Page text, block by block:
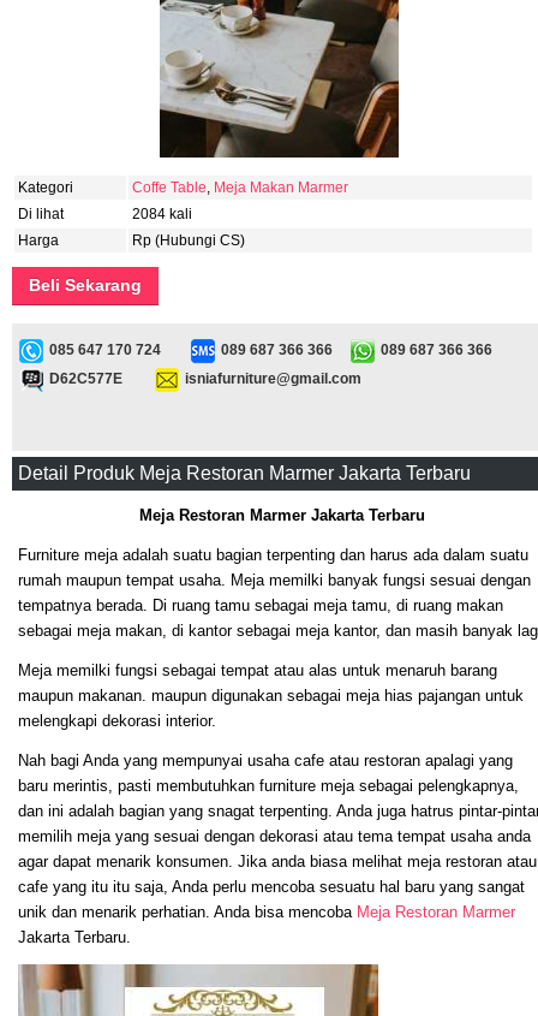
Kategori Coffe Table, Meja Makan Marmer
Di lihat
2084 kali
Harga
Rp (Hubungi CS)
Beli Sekarang
085 647 170 724 089 687 366 366
089 687 366 366
D62C577E
isniafurniture@gmail.com
Detail Produk Meja Restoran Marmer Jakarta Terbaru
Meja Restoran Marmer Jakarta Terbaru
Furniture meja adalah suatu bagian terpenting dan harus ada dalam suatu
rumah maupun tempat usaha. Meja memilki banyak fungsi sesuai dengan
tempatnya berada. Di ruang tamu sebagai meja tamu, di ruang makan
sebagai meja makan, di kantor sebagai meja kantor, dan masih banyak
Meja memilki fungsi sebagai tempat atau alas untuk menaruh barang
maupun makanan. maupun digunakan sebagai meja hias pajangan untuk
melengkapi dekorasi interior.
Nah bagi Anda yang mempunyai usaha cafe atau restoran apalagi yang
baru merintis, pasti membutuhkan furniture meja sebagai pelengkapnya,
dan ini adalah bagian yang snagat terpenting. Anda juga hatrus pintar-
memilih meja yang sesuai dengan dekorasi atau tema tempat usaha anda
agar dapat menarik konsumen. Jika anda biasa melihat meja restoran atau
cafe yang itu itu saja, Anda perlu mencoba sesuatu hal baru yang sangat
unik dan menarik perhatian. Anda bisa mencoba Meja Restoran Marmer
Jakarta Terbaru.